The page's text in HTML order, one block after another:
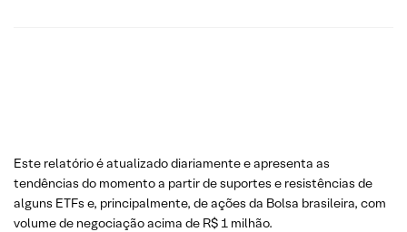
Este relatório é atualizado diariamente e apresenta as
tendências do momento a partir de suportes e resistências de
alguns ETFs e, principalmente, de ações da Bolsa brasileira, com
volume de negociação acima de R$ 1 milhão.